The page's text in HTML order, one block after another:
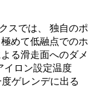
スでは、 独自のポ
めて低融点でのホ
る滑走面へのダメ
イロン設定温度
ゲレンデに出る